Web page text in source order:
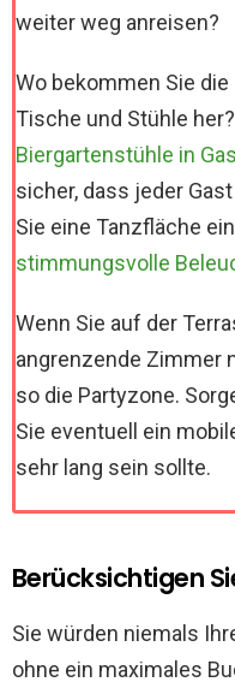
weiter weg anreisen?
Wo bekommen Sie
Tische und Stühle
Biergartenstühle in
sicher, dass jeder
Sie eine Tanzfläche
stimmungsvolle
Wenn Sie auf der
angrenzende Zimmer
so die Partyzone.
Sie eventuell ein
sehr lang sein sollte.
Berücksichtigen
Sie würden niemals
ohne ein maximales